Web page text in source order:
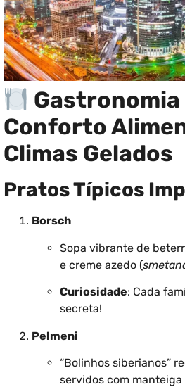
Gastronomia
Conforto
Climas Gelados
Pratos Típicos
Borsch
Sopa vibrante de
e creme azedo (
Curiosidade: Cada
secreta!
Pelmeni
“Bolinhos siberianos”
servidos com